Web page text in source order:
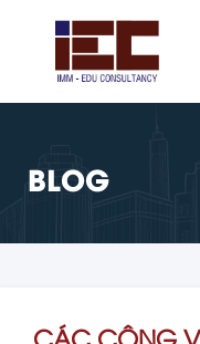
BLOG
CÁC CÔNG